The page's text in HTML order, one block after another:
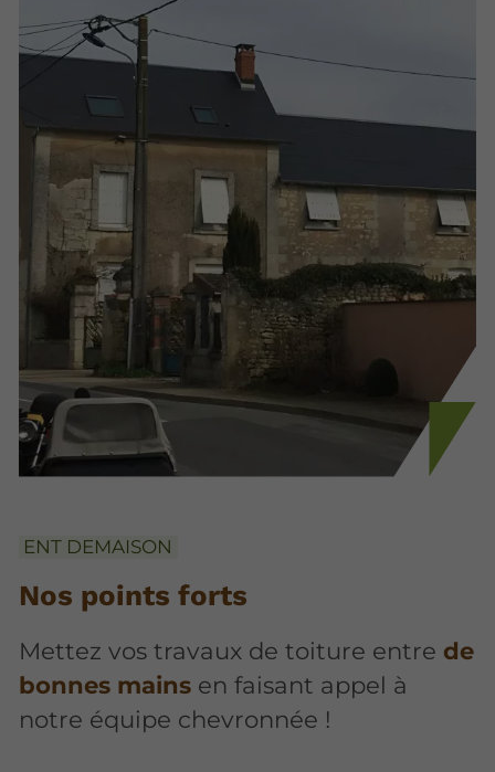
ENT DEMAISON
Nos points forts
Mettez vos travaux de toiture entre de
bonnes mains en faisant appel à
notre équipe chevronnée !